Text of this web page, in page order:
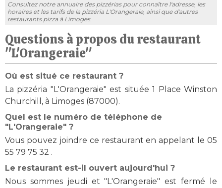
Consultez notre annuaire des pizzérias pour connaître l'adresse, les
horaires et les tarifs de la pizzéria L'Orangeraie, ainsi que d'autres
restaurants pizza à Limoges.
Questions à propos du restaurant
"L'Orangeraie"
Où est situé ce restaurant ?
La pizzéria "L'Orangeraie" est située 1 Place Winston
Churchill, à Limoges (87000).
Quel est le numéro de téléphone de
"L'Orangeraie" ?
Vous pouvez joindre ce restaurant en appelant le 05
55 79 75 32 .
Le restaurant est-il ouvert aujourd'hui ?
Nous sommes jeudi et "L'Orangeraie" est fermé le